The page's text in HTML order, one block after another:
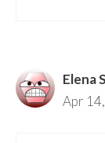
Elena
Apr